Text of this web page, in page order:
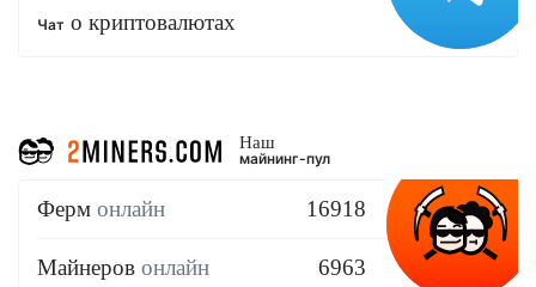
Чат о криптовалютах
Наш
майнинг-пул
Ферм онлайн 16918
Майнеров онлайн 6963